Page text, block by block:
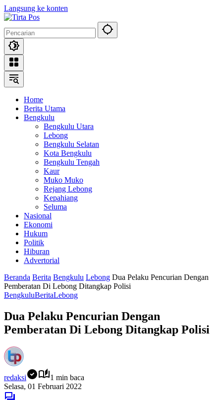
Langsung ke konten
Home
Berita Utama
Bengkulu
Bengkulu Utara
Lebong
Bengkulu Selatan
Kota Bengkulu
Bengkulu Tengah
Kaur
Muko Muko
Rejang Lebong
Kepahiang
Seluma
Nasional
Ekonomi
Hukum
Politik
Hiburan
Advertorial
Beranda Berita Bengkulu Lebong Dua Pelaku Pencurian Dengan
Pemberatan Di Lebong Ditangkap Polisi
BengkuluBeritaLebong
Dua Pelaku Pencurian Dengan
Pemberatan Di Lebong Ditangkap Polisi
redaksi
1 min baca
Selasa, 01 Februari 2022